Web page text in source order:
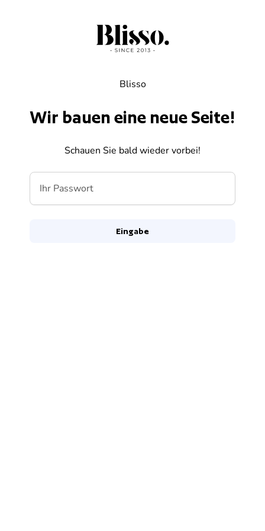
Blisso
Wir bauen eine neue Seite!
Schauen Sie bald wieder vorbei!
Ihr Passwort
Eingabe